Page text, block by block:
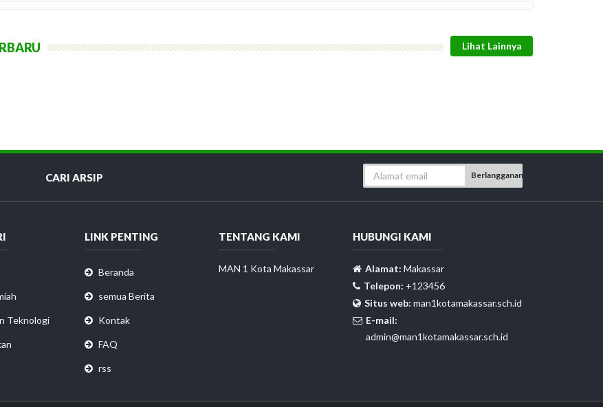
CARI ARSIP Berlangganan
Teknologi
LINK PENTING
Beranda
semua Berita
Kontak
FAQ
rss
TENTANG KAMI
MAN 1 Kota Makassar
HUBUNGI KAMI
Alamat: Makassar
Telepon: +123456
Situs web: man1kotamakassar.sch.id
E-mail:
admin@man1kotamakassar.sch.id